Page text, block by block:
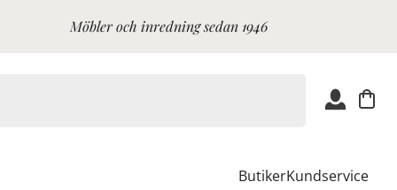
Möbler och inredning sedan 1946
ButikerKundservice